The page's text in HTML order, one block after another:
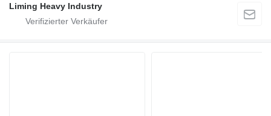
Liming Heavy Industry